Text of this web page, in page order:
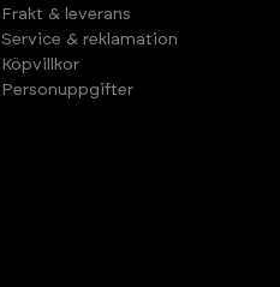
Frakt & leverans
Service & reklamation
Köpvillkor
Personuppgifter